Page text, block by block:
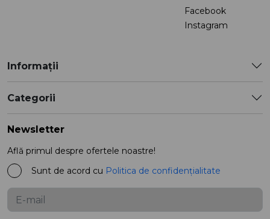
Facebook
Instagram
Informații
Categorii
Newsletter
Află primul despre ofertele noastre!
Sunt de acord cu Politica de confidențialitate